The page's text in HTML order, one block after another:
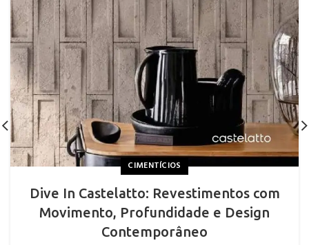
CIMENTÍCIOS
Dive In Castelatto: Revestimentos com
Movimento, Profundidade e Design
Contemporâneo